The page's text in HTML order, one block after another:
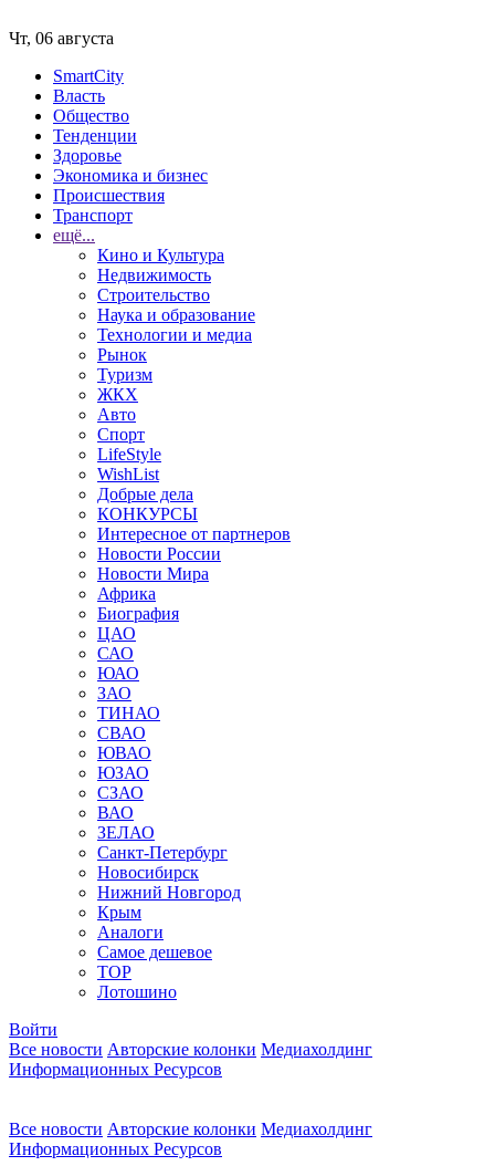
Чт, 06 августа
SmartCity
Власть
Общество
Тенденции
Здоровье
Экономика и бизнес
Происшествия
Транспорт
ещё...
Кино и Культура
Недвижимость
Строительство
Наука и образование
Технологии и медиа
Рынок
Туризм
ЖКХ
Авто
Спорт
LifeStyle
WishList
Добрые дела
КОНКУРСЫ
Интересное от партнеров
Новости России
Новости Мира
Африка
Биография
ЦАО
САО
ЮАО
ЗАО
ТИНАО
СВАО
ЮВАО
ЮЗАО
СЗАО
ВАО
ЗЕЛАО
Санкт-Петербург
Новосибирск
Нижний Новгород
Крым
Аналоги
Самое дешевое
TOP
Лотошино
Войти
Все новости Авторские колонки Медиахолдинг
Информационных Ресурсов
Все новости Авторские колонки Медиахолдинг
Информационных Ресурсов